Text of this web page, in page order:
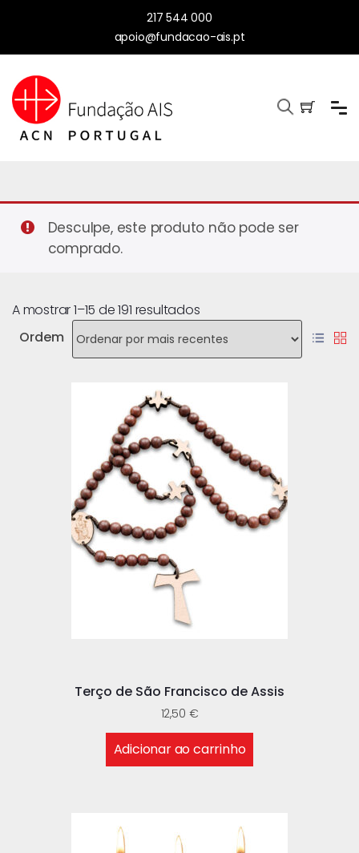
217 544 000
apoio@fundacao-ais.pt
Desculpe, este produto não pode ser
comprado.
A mostrar 1–15 de 191 resultados
Ordem
Terço de São Francisco de Assis
12,50 €
Adicionar ao carrinho